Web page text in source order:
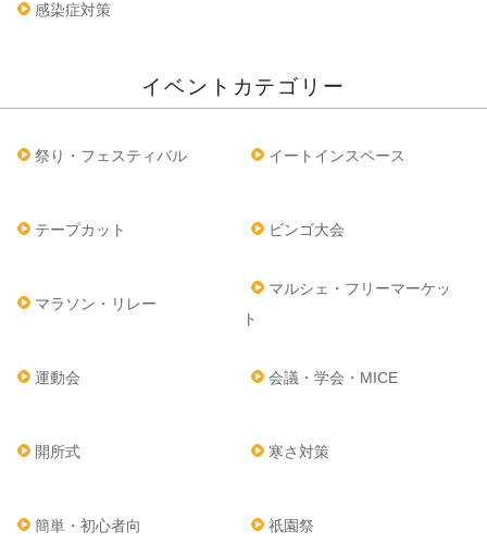
感染症対策
イベントカテゴリー
祭り・フェスティバル イートインスペース
テープカット ビンゴ大会
マラソン・リレー
マルシェ・フリーマーケッ
ト
運動会 会議・学会・MICE
開所式 寒さ対策
簡単・初心者向 祇園祭